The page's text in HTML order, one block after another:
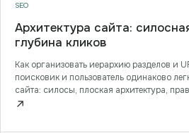
SEO
Архитектура сайта:
глубина кликов
Как организовать иерархию разделов и
поисковик и пользователь одинаково
сайта: силосы, плоская архитектура,
↗